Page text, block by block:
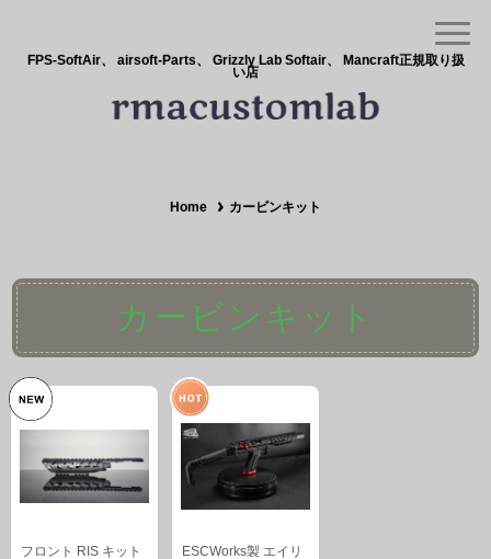
FPS-SoftAir、 airsoft-Parts、 Grizzly Lab Softair、 Mancraft正規取り扱
い店
Home カービンキット
カービンキット
フロント RIS キット
ESCWorks製 エイリ